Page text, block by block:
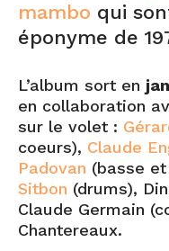
mambo qui
éponyme de
L’album sort en
en collaboration
sur le volet :
coeurs), Claude
Padovan (basse
Sitbon (drums),
Claude Germain
Chantereaux.